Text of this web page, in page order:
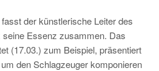
fasst der künstlerische Leiter des
seine Essenz zusammen. Das
(17.03.) zum Beispiel, präsentiert
den Schlagzeuger komponieren